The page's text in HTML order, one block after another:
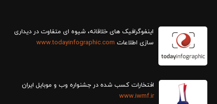
سازی اطلاعات www.todayinfographic.com
افتخارات کسب شده در جشنواره وب و موبایل ایران
www.iwmf.ir